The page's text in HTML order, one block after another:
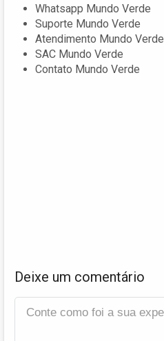
Whatsapp Mundo Verde
Suporte Mundo Verde
Atendimento Mundo Verde
SAC Mundo Verde
Contato Mundo Verde
Deixe um comentário